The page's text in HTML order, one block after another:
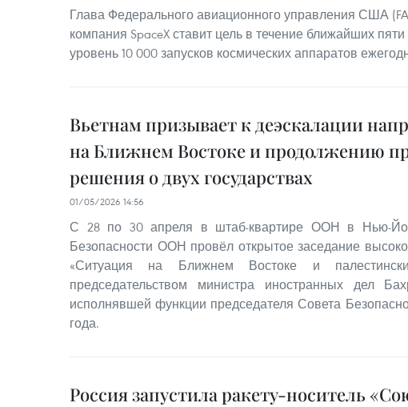
Глава Федерального авиационного управления США
компания SpaceX ставит цель в течение ближайших
уровень 10 000 запусков космических аппаратов
Вьетнам призывает к деэскалации
на Ближнем Востоке и продолжению
решения о двух государствах
01/05/2026 14:56
С 28 по 30 апреля в штаб-квартире ООН в Нью-
Безопасности ООН провёл открытое заседание
«Ситуация на Ближнем Востоке и
председательством министра иностранных дел
исполнявшей функции председателя Совета
года.
Россия запустила ракету-носитель